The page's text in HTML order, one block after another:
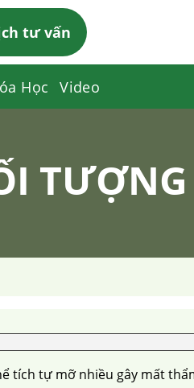
tư vấn
Học Video
tích tự mỡ nhiều gây mất